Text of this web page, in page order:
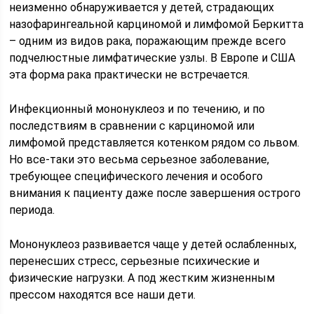
неизменно обнаруживается у детей, страдающих
назофарингеальной карциномой и лимфомой Беркитта
– одним из видов рака, поражающим прежде всего
подчелюстные лимфатические узлы. В Европе и США
эта форма рака практически не встречается.
Инфекционный мононуклеоз и по течению, и по
последствиям в сравнении с карциномой или
лимфомой представляется котенком рядом со львом.
Но все-таки это весьма серьезное заболевание,
требующее специфического лечения и особого
внимания к пациенту даже после завершения острого
периода.
Мононуклеоз развивается чаще у детей ослабленных,
перенесших стресс, серьезные психические и
физические нагрузки. А под жестким жизненным
прессом находятся все наши дети.